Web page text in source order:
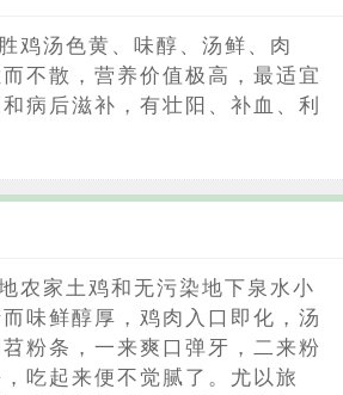
鸡汤色黄、味醇、汤鲜、肉
不散，营养价值极高，最适宜
病后滋补，有壮阳、补血、利
农家土鸡和无污染地下泉水小
味鲜醇厚，鸡肉入口即化，汤
粉条，一来爽口弹牙，二来粉
吃起来便不觉腻了。尤以旅